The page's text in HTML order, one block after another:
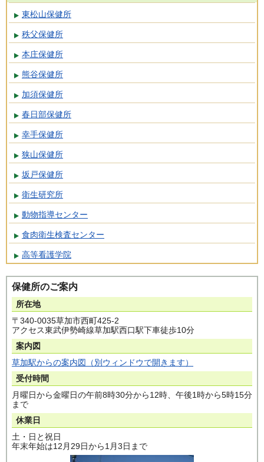
東松山保健所
秩父保健所
本庄保健所
熊谷保健所
加須保健所
春日部保健所
幸手保健所
狭山保健所
坂戸保健所
衛生研究所
動物指導センター
食肉衛生検査センター
高等看護学院
保健所のご案内
所在地
〒340-0035草加市西町425-2
アクセス東武伊勢崎線草加駅西口駅下車徒歩10分
案内図
草加駅からの案内図（別ウィンドウで開きます）
受付時間
月曜日から金曜日の午前8時30分から12時、午後1時から5時15分
まで
休業日
土・日と祝日
年末年始は12月29日から1月3日まで